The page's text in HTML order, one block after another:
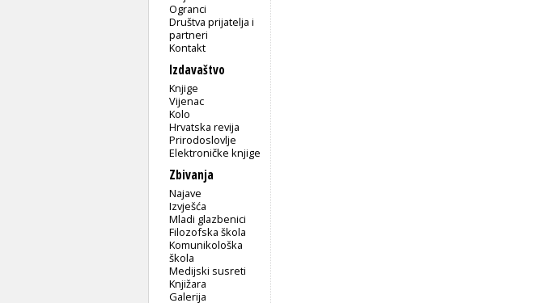
Ogranci
Društva prijatelja i
partneri
Kontakt
Izdavaštvo
Knjige
Vijenac
Kolo
Hrvatska revija
Prirodoslovlje
Elektroničke knjige
Zbivanja
Najave
Izvješća
Mladi glazbenici
Filozofska škola
Komunikološka
škola
Medijski susreti
Knjižara
Galerija